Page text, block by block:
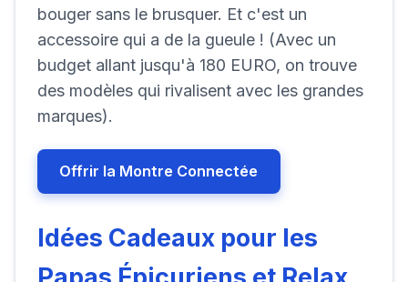
bouger sans le brusquer. Et c'est un
accessoire qui a de la gueule ! (Avec un
budget allant jusqu'à 180 EURO, on trouve
des modèles qui rivalisent avec les grandes
marques).
Offrir la Montre Connectée
Idées Cadeaux pour les